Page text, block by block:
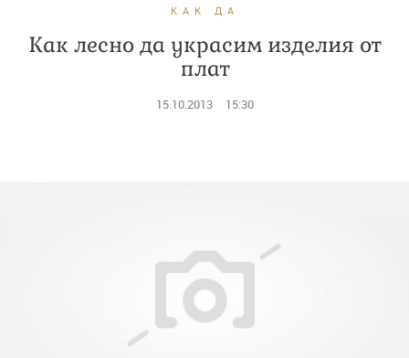
КАК ДА
Как лесно да украсим изделия от
плат
15.10.2013 15:30